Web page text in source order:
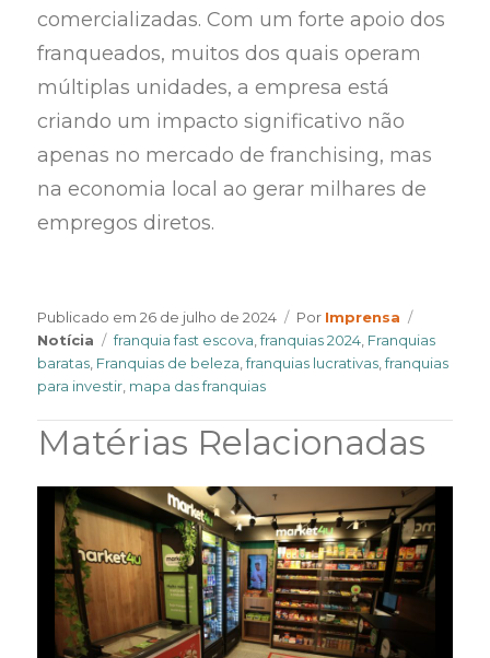
comercializadas. Com um forte apoio dos
franqueados, muitos dos quais operam
múltiplas unidades, a empresa está
criando um impacto significativo não
apenas no mercado de franchising, mas
na economia local ao gerar milhares de
empregos diretos.
Publicado em26 de julho de 2024 Por Author
Imprensa
Notícia
Tags
franquia fast escova ,franquias 2024 Franquias
baratas Franquias de beleza ,franquias lucrativas ,franquias
para investir mapa das franquias
Matérias Relacionadas